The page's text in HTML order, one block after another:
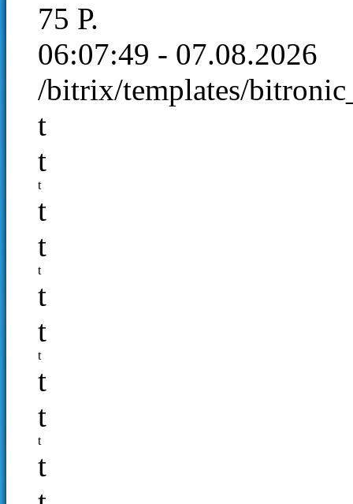
75 Р.
06:07:49 - 07.08.2026
/bitrix/templates/
t
t
t
t
t
t
t
t
t
t
t
t
t